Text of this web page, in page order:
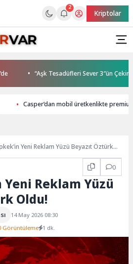
2
Kriptolar
“Aşk Tesadüfleri Sever 3″ün Çekimleri
Casper’dan mobil üretkenlikte
Yeni Reklam Yüzü Beyazıt Öztürk
0
Yeni Reklam Yüzü
Oldu!
14 May 2026 08:30
Görüntüleme 1 dk.